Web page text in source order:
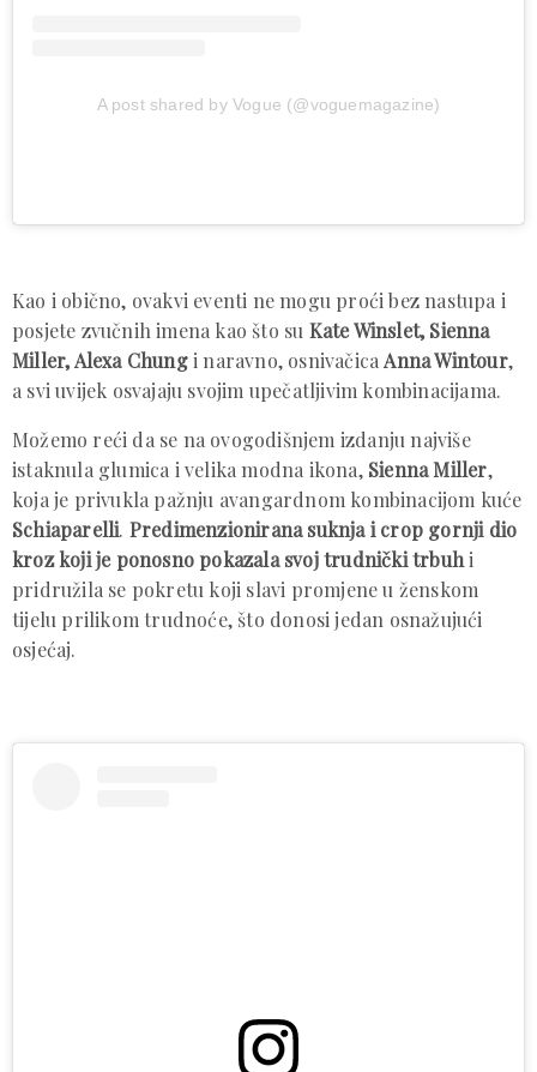
A post shared by Vogue (@voguemagazine)
Kao i obično, ovakvi eventi ne mogu proći bez nastupa i
posjete zvučnih imena kao što su Kate Winslet, Sienna
Miller, Alexa Chungi naravno, osnivačicaAnna Wintour,
a svi uvijek osvajaju svojim upečatljivim kombinacijama.
Možemo reći da se na ovogodišnjem izdanju najviše
istaknula glumica i velika modna ikona, Sienna Miller,
koja je privukla pažnju avangardnom kombinacijom kuće
Schiaparelli. Predimenzionirana suknja i crop gornji dio
kroz koji je ponosno pokazala svoj trudnički trbuhi
pridružila se pokretu koji slavi promjene u ženskom
tijelu prilikom trudnoće, što donosi jedan osnažujući
osjećaj.